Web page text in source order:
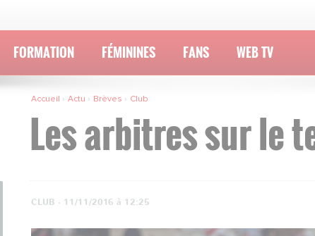
FORMATION FÉMININES FANS WEB TV
Accueil Actu Brèves Club
Les arbitres sur le
CLUB · 11/11/2016 à 12:25